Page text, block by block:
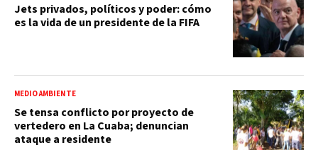
Jets privados, políticos y poder: cómo
es la vida de un presidente de la FIFA
MEDIO AMBIENTE
Se tensa conflicto por proyecto de
vertedero en La Cuaba; denuncian
ataque a residente